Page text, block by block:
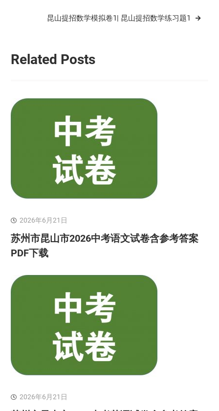
昆山提招数学模拟卷1| 昆山提招数学练习题1
Related Posts
2026年6月21日
苏州市昆山市2026中考语文试卷含参考答案
PDF下载
2026年6月21日